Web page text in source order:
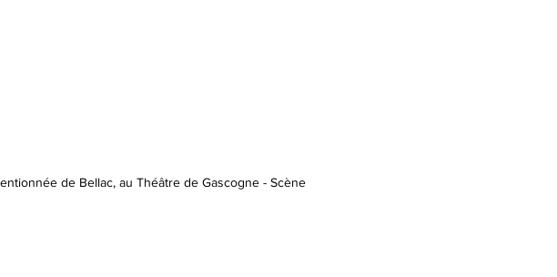
de Bellac, au Théâtre de Gascogne - Scène